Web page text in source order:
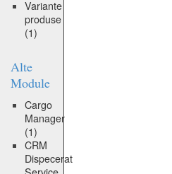
Variante
produse
(1)
Alte
Module
Cargo
Manager
(1)
CRM
Dispecerat